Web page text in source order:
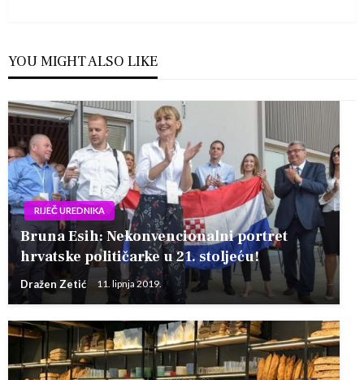
YOU MIGHT ALSO LIKE
RIJEČ UREDNIKA
Bruna Esih: Nekonvencionalni portret
hrvatske političarke u 21. stoljeću!
Dražen Zetić 11. lipnja 2019.